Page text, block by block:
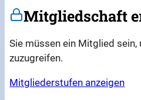
Mitgliedschaft
Sie müssen ein Mitglied sein,
zuzugreifen.
Mitgliederstufen anzeigen